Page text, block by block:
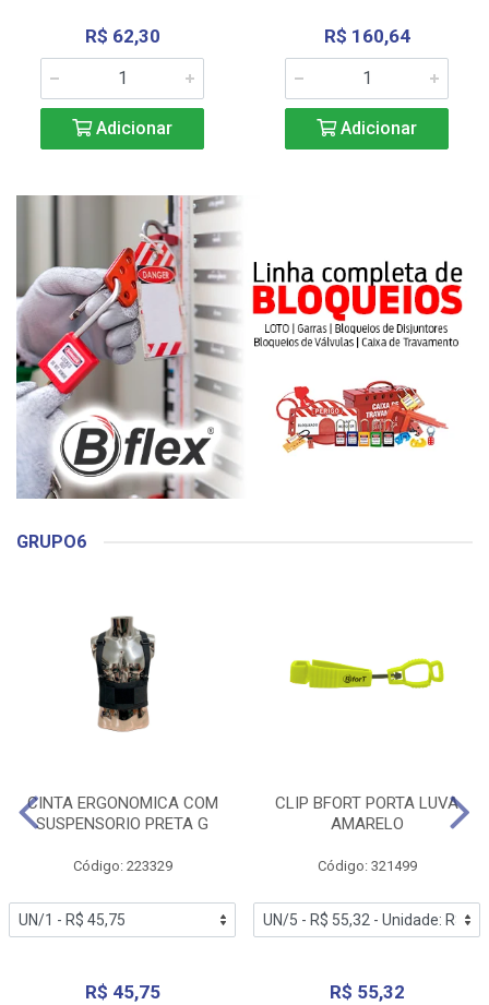
R$ 62,30
Adicionar
R$ 160,64
Adicionar
GRUPO6
CINTA ERGONOMICA COM
SUSPENSORIO PRETA G
Código: 223329
R$ 45,75
CLIP BFORT PORTA LUVA
AMARELO
Código: 321499
R$ 55,32